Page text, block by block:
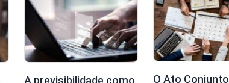
O Ato Conjunto